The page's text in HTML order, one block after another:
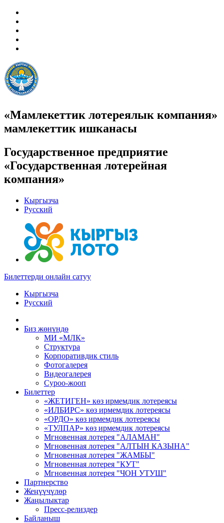
«Мамлекеттик лотереялык компания»
мамлекеттик ишканасы
Государственное предприятие
«Государственная лотерейная
компания»
Кыргызча
Русский
Билеттерди онлайн сатуу
Кыргызча
Русский
Биз жөнүндө
МИ «МЛК»
Структура
Корпоративдик стиль
Фотогалерея
Видеогалерея
Суроо-жооп
Билеттер
«ЖЕТИГЕН» көз ирмемдик лотереясы
«ИЛБИРС» көз ирмемдик лотереясы
«ОРДО» көз ирмемдик лотереясы
«ТУЛПАР» көз ирмемдик лотереясы
Мгновенная лотерея "АЛАМАН"
Мгновенная лотерея "АЛТЫН КАЗЫНА"
Мгновенная лотерея "ЖАМБЫ"
Мгновенная лотерея "КУТ"
Мгновенная лотерея "ЧОН УТУШ"
Партнерство
Жеңүүчүлөр
Жаңылыктар
Пресс-релиздер
Байланыш